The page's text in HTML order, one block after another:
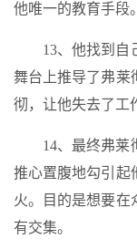
他唯一的教育手段。
13、他找到自
舞台上推导了弗莱
彻，让他失去了工
14、最终弗莱
推心置腹地勾引起
火。目的是想要在
有交集。